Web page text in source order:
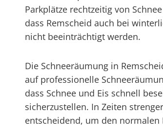
Parkplätze rechtzeitig von
dass Remscheid auch bei
nicht beeinträchtigt werden.
Die Schneeräumung in
auf professionelle
dass Schnee und Eis schnell
sicherzustellen. In Zeiten
entscheidend, um den